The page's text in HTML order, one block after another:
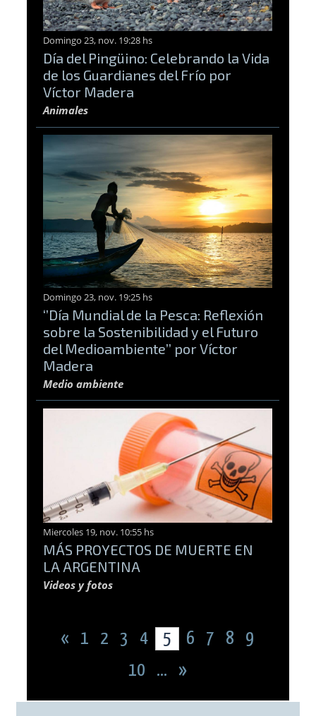
Domingo 23, nov. 19:28 hs
Día del Pingüino: Celebrando la Vida
de los Guardianes del Frío por
Víctor Madera
Animales
Domingo 23, nov. 19:25 hs
‘’Día Mundial de la Pesca: Reflexión
sobre la Sostenibilidad y el Futuro
del Medioambiente’’ por Víctor
Madera
Medio ambiente
Miercoles 19, nov. 10:55 hs
MÁS PROYECTOS DE MUERTE EN
LA ARGENTINA
Videos y fotos
« 1 2 3 4 5 6 7 8
9
10
... »